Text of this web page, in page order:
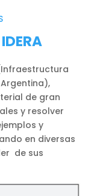
de gran
y resolver
y
en diversas
de sus